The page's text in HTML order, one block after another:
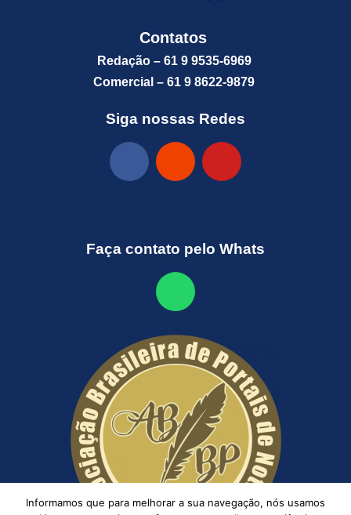
Contatos
Redação – 61 9 9535-6969
Comercial – 61 9 8622-9879
Siga nossas Redes
Faça contato pelo Whats
Informamos que para melhorar a sua navegação, nós usamos